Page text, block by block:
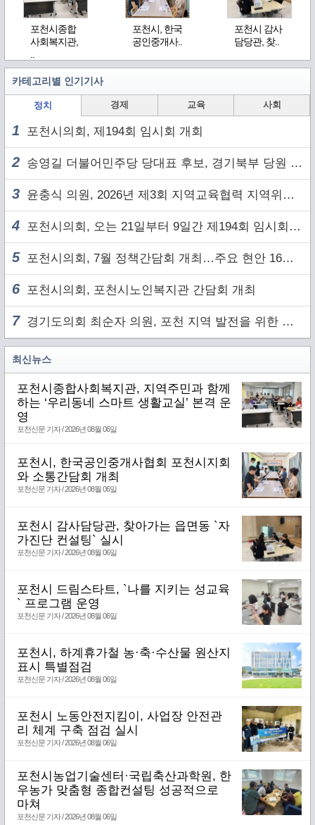
포천시종합
사회복지관,
포천시, 한국
공인중개사..
포천시 감사
담당관, 찾..
카테고리별 인기기사
정치 경제 교육 사회
1 포천시의회, 제194회 임시회 개회
2 송영길 더불어민주당 당대표 후보, 경기북부 당원 및 2030 세대와 ‘소통 행보’
3 윤충식 의원, 2026년 제3회 지역교육협력 지역위원회 주재
4 포천시의회, 오는 21일부터 9일간 제194회 임시회 개회
5 포천시의회, 7월 정책간담회 개최…주요 현안 16건 점검
6 포천시의회, 포천시노인복지관 간담회 개최
7경기도의회 최순자 의원, 포천 지역 발전을 위한 정담회 개최
최신뉴스
포천시종합사회복지관, 지역주민과 함께
하는 ‘우리동네 스마트 생활교실’ 본격 운
영
포천신문 기자 / 2026년 08월 06일
포천시, 한국공인중개사협회 포천시지회
와 소통간담회 개최
포천신문 기자 / 2026년 08월 06일
포천시 감사담당관, 찾아가는 읍면동 `자
가진단 컨설팅` 실시
포천신문 기자 / 2026년 08월 06일
포천시 드림스타트, `나를 지키는 성교육
` 프로그램 운영
포천신문 기자 / 2026년 08월 06일
포천시, 하계휴가철 농·축·수산물 원산지
표시 특별점검
포천신문 기자 / 2026년 08월 06일
포천시 노동안전지킴이, 사업장 안전관
리 체계 구축 점검 실시
포천신문 기자 / 2026년 08월 06일
포천시농업기술센터·국립축산과학원, 한
우농가 맞춤형 종합컨설팅 성공적으로
마쳐
포천신문 기자 / 2026년 08월 06일